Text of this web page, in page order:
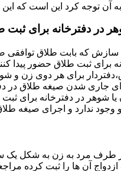
به آن توجه کرد این است
در دفترخانه برای ثبت
که بابت طلاق توافقی
برای ثبت طلاق حضور پیدا
برای هر دوی زن و
جاری شدن صیغه طلاق در
شوهر در دفترخانه برای
ندارد و اجرای صیغه
طرف مرد به زن به شکل یک
آن ها را ثبت کرده